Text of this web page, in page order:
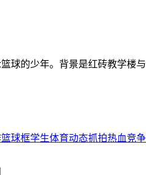
球的少年。背景是红砖教学楼
篮球框学生体育动态抓拍热血竞争